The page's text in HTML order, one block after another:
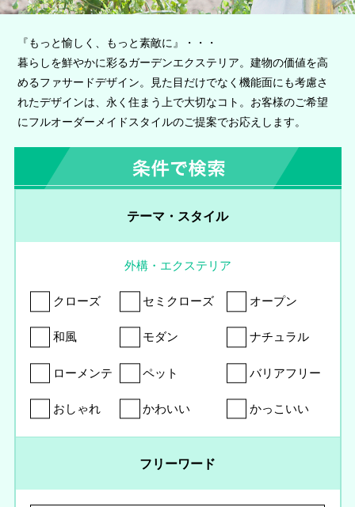
『もっと愉しく、もっと素敵に』・・・
暮らしを鮮やかに彩るガーデンエクステリア。建物の価値を高
めるファサードデザイン。見た目だけでなく機能面にも考慮さ
れたデザインは、永く住まう上で大切なコト。お客様のご希望
にフルオーダーメイドスタイルのご提案でお応えします。
テーマ・スタイル
外構・エクステリア
クローズ セミクローズ オープン
和風 モダン ナチュラル
ローメンテ ペット バリアフリー
おしゃれ かわいい かっこいい
フリーワード